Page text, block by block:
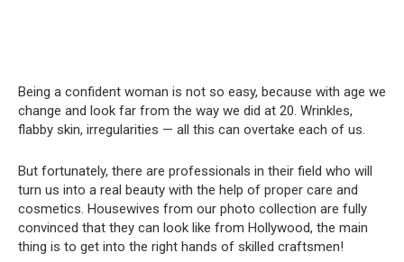
Being a confident woman is not so easy, because with age we
change and look far from the way we did at 20. Wrinkles,
flabby skin, irregularities — all this can overtake each of us.
But fortunately, there are professionals in their field who will
turn us into a real beauty with the help of proper care and
cosmetics. Housewives from our photo collection are fully
convinced that they can look like from Hollywood, the main
thing is to get into the right hands of skilled craftsmen!